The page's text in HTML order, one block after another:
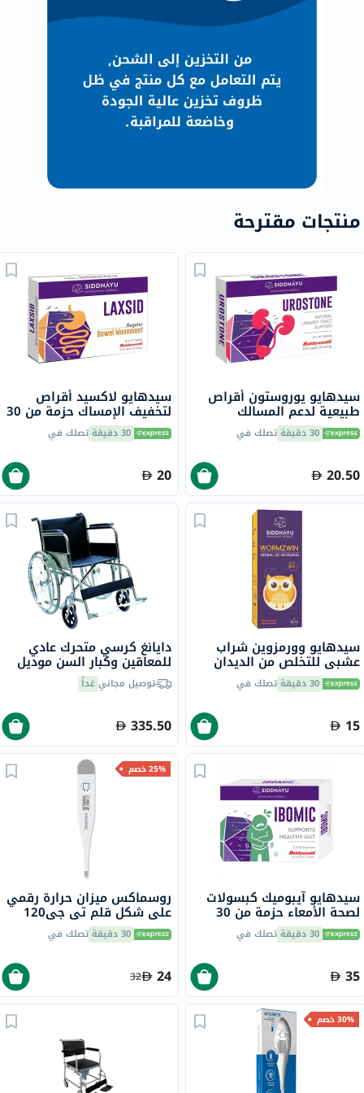
منتجات مقترحة
سيدهايو يوروستون أقراص
طبيعية لدعم المسالك
البولية، حزمة من 30
30 دقيقة تصلك في
20.50
سيدهايو لاكسيد أقراص
لتخفيف الإمساك حزمة من 30
30 دقيقة تصلك في
20
سيدهايو وورمزوين شراب
عشبي للتخلص من الديدان
بنكهة الفاكهة للأطفال 150
مل 30 دقيقة تصلك في
15
دايانغ كرسي متحرك عادي
للمعاقين وكبار السن موديل
DY01809-46
توصيل مجانيغداً
335.50
سيدهايو آيبوميك كبسولات
لصحة الأمعاء حزمة من 30
30 دقيقة تصلك في
35
25% خصم
روسماكس ميزان حرارة رقمي
على شكل قلم تي جي120
30 دقيقة تصلك في
24
32
30% خصم